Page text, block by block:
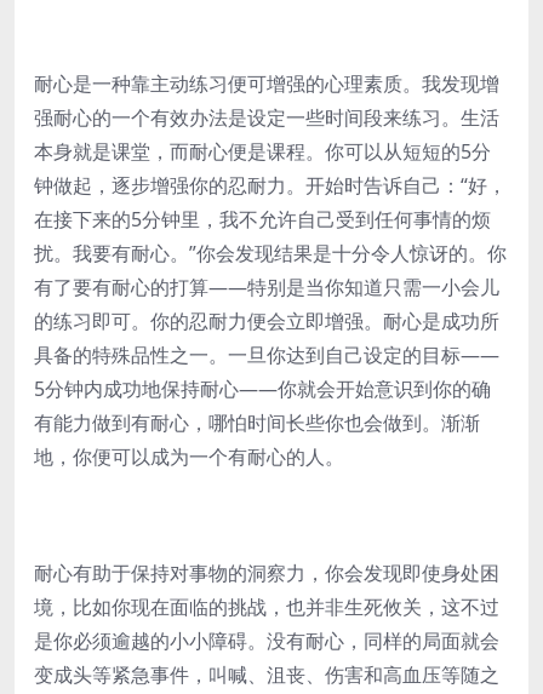
耐心是一种靠主动练习便可增强的心理素质。我发现增
强耐心的一个有效办法是设定一些时间段来练习。生活
本身就是课堂，而耐心便是课程。你可以从短短的5分
钟做起，逐步增强你的忍耐力。开始时告诉自己：“好，
在接下来的5分钟里，我不允许自己受到任何事情的烦
扰。我要有耐心。”你会发现结果是十分令人惊讶的。你
有了要有耐心的打算——特别是当你知道只需一小会儿
的练习即可。你的忍耐力便会立即增强。耐心是成功所
具备的特殊品性之一。一旦你达到自己设定的目标——
5分钟内成功地保持耐心——你就会开始意识到你的确
有能力做到有耐心，哪怕时间长些你也会做到。渐渐
地，你便可以成为一个有耐心的人。
耐心有助于保持对事物的洞察力，你会发现即使身处困
境，比如你现在面临的挑战，也并非生死攸关，这不过
是你必须逾越的小小障碍。没有耐心，同样的局面就会
变成头等紧急事件，叫喊、沮丧、伤害和高血压等随之